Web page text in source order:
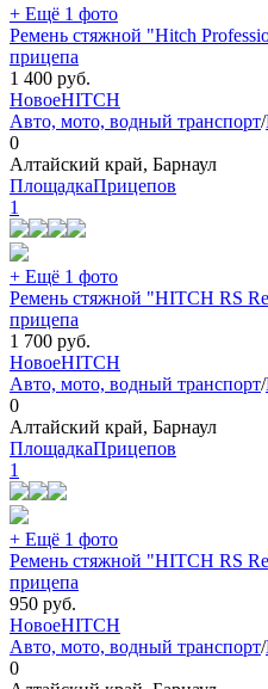
+ Ещё 1 фото
Ремень стяжной "Hitch
прицепа
1 400 руб.
НовоеHITCH
Авто, мото, водный транспорт/
0
Алтайский край, Барнаул
ПлощадкаПрицепов
1
+ Ещё 1 фото
Ремень стяжной "HITCH RS
прицепа
1 700 руб.
НовоеHITCH
Авто, мото, водный транспорт/
0
Алтайский край, Барнаул
ПлощадкаПрицепов
1
+ Ещё 1 фото
Ремень стяжной "HITCH RS
прицепа
950 руб.
НовоеHITCH
Авто, мото, водный транспорт/
0